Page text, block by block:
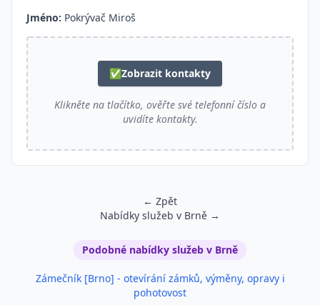
Jméno: Pokrývač Miroš
✅Zobrazit kontakty
Klikněte na tlačítko, ověřte své telefonní číslo a
uvidíte kontakty.
← Zpět
Nabídky služeb v Brně →
Podobné inzerátyPodobné nabídky služeb v Brně
Zámečník [Brno] - otevírání zámků, výměny, opravy i
pohotovost